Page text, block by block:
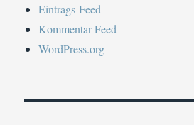
Eintrags-Feed
Kommentar-Feed
WordPress.org